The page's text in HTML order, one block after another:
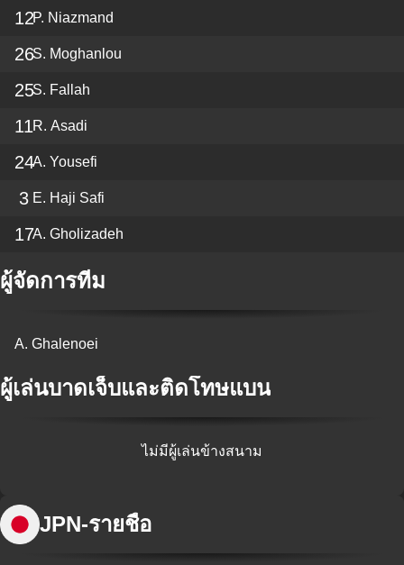
12P. Niazmand
26S. Moghanlou
25S. Fallah
11R. Asadi
24A. Yousefi
3 E. Haji Safi
17A. Gholizadeh
ผู้จัดการทีม
A. Ghalenoei
ผู้เล่นบาดเจ็บและติดโทษแบน
ไม่มีผู้เล่นข้างสนาม
JPN-รายชื่อ